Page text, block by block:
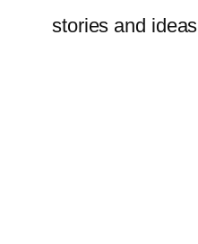
stories and ideas